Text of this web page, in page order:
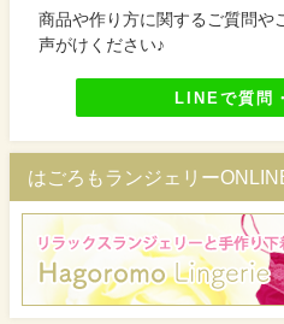
商品や作り方に関するご質問や
声がけください♪
LINEで質問
はごろもランジェリー